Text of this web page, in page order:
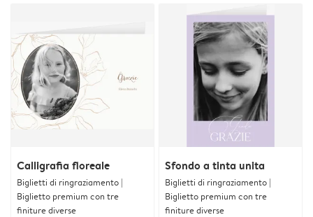
Calligrafia floreale
Biglietti di ringraziamento |
Biglietto premium con tre
finiture diverse
Sfondo a tinta unita
Biglietti di ringraziamento |
Biglietto premium con tre
finiture diverse